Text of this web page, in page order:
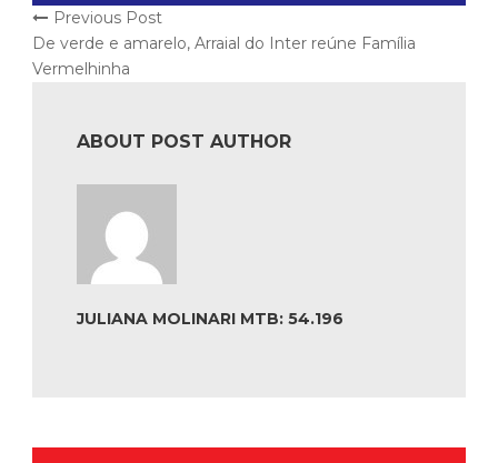
Previous Post
De verde e amarelo, Arraial do Inter reúne Família
Vermelhinha
ABOUT POST AUTHOR
JULIANA MOLINARI MTB: 54.196